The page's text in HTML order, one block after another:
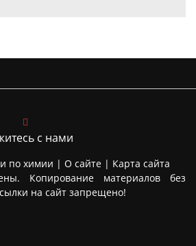
с нами
по химии | О сайте | Карта сайта
Копирование материалов без
на сайт запрещено!